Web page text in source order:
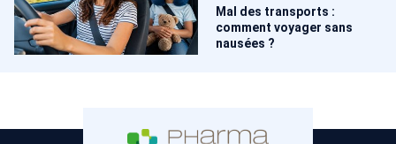
Mal des transports :
comment voyager sans
nausées ?